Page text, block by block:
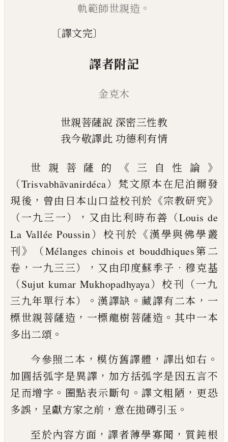
軌範師世親造 。
〔譯文完〕
譯者附記
金克木
世親菩薩說 深密三性教
我今敬譯此 功德利有情
世親菩薩的 《 三自性論 》
（Trisvabhāvanirdéca）梵文原本在尼泊爾發
現後 ， 曾由日本山口益校刊於 《宗教研究》
（一九三一） ， 又由比利時布善（Louis de
La Vallée Poussin） 校刊於 《漢學與佛學叢
刊》 （Mélanges chinois et bouddhiques第二
卷 ， 一九三三） ， 又由印度蘇季子 ．穆克基
（Sujut kumar Mukhopadhyaya）校刊（一九
三九年單行本） 。 漢譯缺 。 藏譯有二本 ， 一
標世親菩薩造 ， 一標龍樹菩薩造 。 其中一本
多出二頌 。
今參照二本 ， 模仿舊譯體 ， 譯出如右 。
加圓括弧字是異譯 ， 加方括弧字是因五言不
足而增字 。 圈點表示斷句 。 譯文粗陋 ， 更恐
多誤 ， 呈獻方家之前 ， 意在拋磚引玉 。
至於內容方面 ， 譯者薄學寡聞 ， 質鈍根